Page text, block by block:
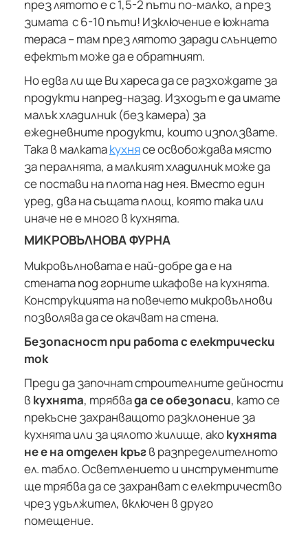
през лятото е с 1,5-2 пъти по-малко, а през
зимата с 6-10 пъти! Изключение е южната
тераса – там през лятото заради слънцето
ефектът може да е обратният.
Но едва ли ще Ви хареса да се разхождате за
продукти напред-назад. Изходът е да имате
малък хладилник (без камера) за
ежедневните продукти, които използвате.
Така в малкатакухнясе освобождава място
за пералнята, а малкият хладилник може да
се постави на плота над нея. Вместо един
уред, два на същата площ, която така или
иначе не е много в кухнята.
МИКРОВЪЛНОВА ФУРНА
Микровълновата е най-добре да е на
стената под горните шкафове на кухнята.
Конструкцията на повечето микровълнови
позволява да се окачват на стена.
Безопасност при работа с електрически
ток
Преди да започнат строителните дейности
вкухнята, трябвада се обезопаси, като се
прекъсне захранващото разклонение за
кухнята или за цялото жилище, акокухнята
не е на отделен кръгв разпределителното
ел. табло. Осветлението и инструментите
ще трябва да се захранват с електричество
чрез удължител, включен в друго
помещение.